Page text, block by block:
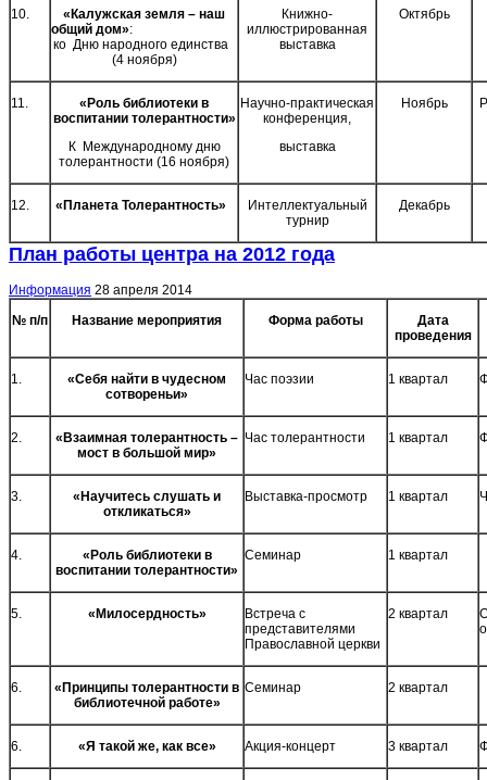
10.
«Калужская земля – наш
общий дом»:
ко Дню народного единства
(4 ноября)
Книжно-
иллюстрированная
выставка
Октябрь
11.
«Роль библиотеки в
воспитании толерантности»
К Международному дню
толерантности (16 ноября)
Научно-практическая
конференция,
выставка
Ноябрь
12. «Планета Толерантность»
Интеллектуальный
турнир
Декабрь
План работы центра на 2012 года
Информация 28 апреля 2014
№ п/п
Название мероприятия Форма работы
Дата
проведения
1.
«Себя найти в чудесном
сотвореньи»
Час поэзии 1 квартал
2.
«Взаимная толерантность –
мост в большой мир»
Час толерантности 1 квартал
3.
«Научитесь слушать и
откликаться»
Выставка-просмотр 1 квартал
4.
«Роль библиотеки в
воспитании толерантности»
Семинар 1 квартал
5. «Милосердность»
Встреча с
представителями
Православной церкви
2 квартал
6.
«Принципы толерантности в
библиотечной работе»
Семинар 2 квартал
6. «Я такой же, как все» Акция-концерт 3 квартал